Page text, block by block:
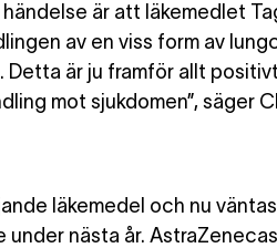
är att läkemedlet
av en viss form av
Detta är ju framför allt
mot sjukdomen”, säger
läkemedel och nu väntas
nästa år.